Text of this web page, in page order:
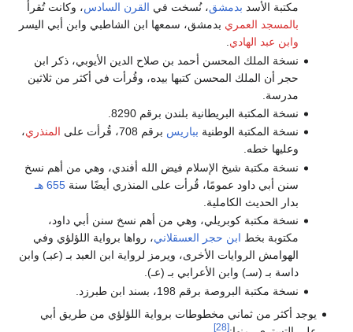
مكتبة الأسد بدمشق، نُسخت في القرن السادس، وكانت تُقرأ
بالمسجد العمري بدمشق، سمعها ابن الشاطبي وابن أبي اليسر
وابن عبد الهادي.
نسخة الملك المحسن أحمد بن صلاح الدين الأيوبي، ذكر ابن
حجر أن الملك المحسن كتبها بيده، وقُرأت في أكثر من ثلاثين
مدرسة.
نسخة المكتبة البريطانية بلندن برقم 8290.
نسخة المكتبة الوطنية بباريس برقم 708، قُرأت على المنذري،
وعليها خطه.
نسخة مكتبة شيخ الإسلام فيض الله أفندي، وهي من أهم نسخ
سنن أبي داود عمومًا، قُرأت على المنذري أيضًا سنة 655 هـ
بدار الحديث الكاملية.
نسخة مكتبة كوبريلي، وهي من أهم نسخ سنن أبي داود،
مكتوبة بخط ابن حجر العسقلاني، رواها برواية اللؤلؤي وفي
الهوامش الروايات الأخرى، ويرمز لرواية ابن العبد بـ (عبـ) وابن
داسة بـ (سـ) وابن الأعرابي بـ (عـ).
نسخة مكتبة البروصة برقم 198، بسند ابن طبرزد.
يوجد أكثر من ثماني مخطوطات برواية اللؤلؤي من طريق أبي
[28]